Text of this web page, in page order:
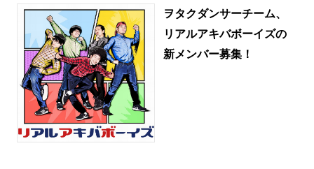
ヲタクダンサーチーム、
リアルアキバボーイズの
新メンバー募集！